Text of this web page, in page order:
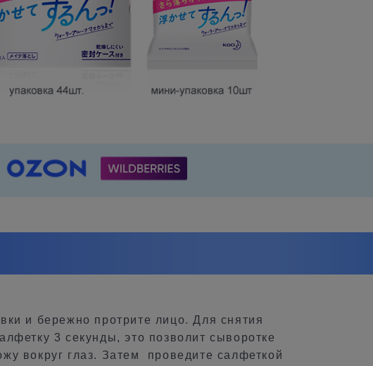
и бережно протрите лицо. Для снятия
3 секунды, это позволит сыворотке
вокруг глаз. Затем проведите салфеткой